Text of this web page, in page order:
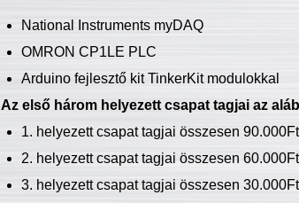
National Instruments myDAQ
OMRON CP1LE PLC
Arduino fejlesztő kit TinkerKit modulokkal
Az első három helyezett csapat tagjai az
1. helyezett csapat tagjai összesen
2. helyezett csapat tagjai összesen
3. helyezett csapat tagjai összesen